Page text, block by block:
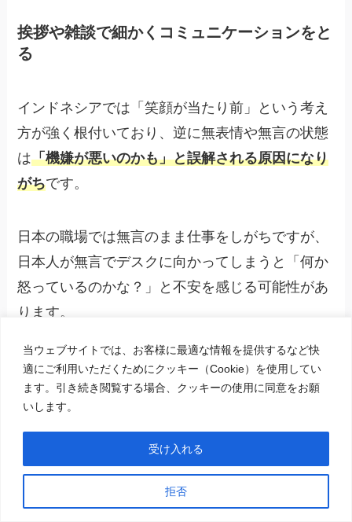
当ウェブサイトでは、お客様に最適な情報を提供するなど快
適にご利用いただくためにクッキー（Cookie）を使用してい
ます。引き続き閲覧する場合、クッキーの使用に同意をお願
いします。
拒否
受け入れる
挨拶や雑談で細かくコミュニケーションをと
る
インドネシアでは「笑顔が当たり前」という考え
方が強く根付いており、逆に無表情や無言の状態
は「機嫌が悪いのかも」と誤解される原因になり
がちです。
日本の職場では無言のまま仕事をしがちですが、
日本人が無言でデスクに向かってしまうと「何か
怒っているのかな？」と不安を感じる可能性があ
ります。
逆に、短い「調子どう？」「元気？」のような会
話であっても、笑顔を交わしながらあいさつや軽
い雑談を重ねると、インドネシア人は安心感を得
日常的なやりとりは、相手が「相談しても大丈